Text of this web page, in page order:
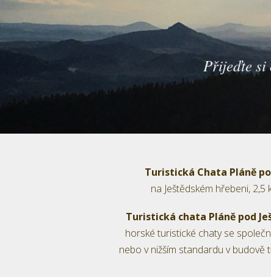
Přijeďte si
Turistická Chata Pláně
na Ještědském hřebeni,
Turistická chata Pláně pod
horské turistické chaty se
nebo v nižším standardu v budově